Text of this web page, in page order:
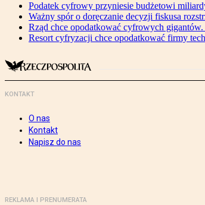
Podatek cyfrowy przyniesie budżetowi
Ważny spór o doręczanie decyzji fiskusa
Rząd chce opodatkować cyfrowych
Resort cyfryzacji chce opodatkować firmy
KONTAKT
O nas
Kontakt
Napisz do nas
REKLAMA I PRENUMERATA